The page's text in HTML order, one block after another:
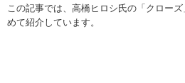
この記事では、高橋ヒロシ氏の「クロー
めて紹介しています。